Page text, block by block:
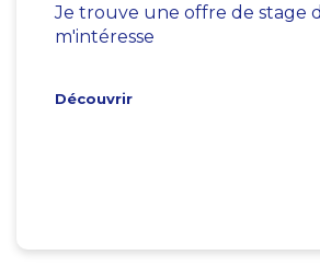
Je trouve une offre de stage
m'intéresse
Découvrir